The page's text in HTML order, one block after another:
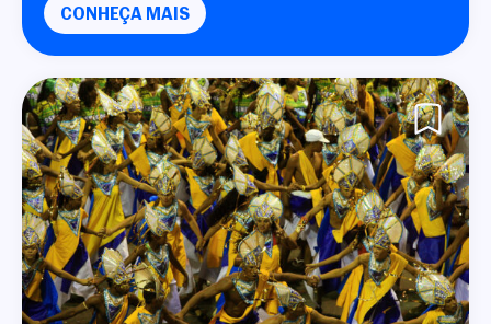
CONHEÇA MAIS
Cadastrar
Não tem uma conta? Inscreva-se agora.
Continuar comFacebook
COMPARTILHAR
https://www.salvadordabahia.com/experiencias/estatua-em-homenagem-a-moraes-moreira/ COPIAR LINK